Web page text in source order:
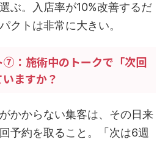
ぶ。入店率が10%改善するだ
クトは非常に大きい。
⑦：施術中のトークで「次回
ますか？
かからない集客は、その日来
予約を取ること。「次は6週